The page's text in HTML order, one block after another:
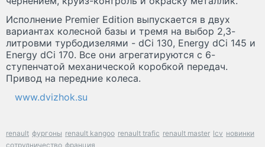
Исполнение Premier Edition выпускается в двух
вариантах колесной базы и тремя на выбор 2,3-
литровми турбодизелями - dCi 130, Energy dCi 145 и
Energy dCi 170. Все они агрегатируются с 6-
ступенчатой механической коробкой передач.
Привод на передние колеса.
www.dvizhok.su
renault фургоны renault kangoo renault trafic renault master lcv новинки
сотрудничество франция